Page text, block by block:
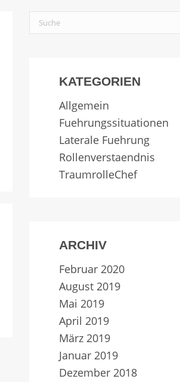
Search:
KATEGORIEN
Allgemein
Fuehrungssituationen
Laterale Fuehrung
Rollenverstaendnis
TraumrolleChef
ARCHIV
Februar 2020
August 2019
Mai 2019
April 2019
März 2019
Januar 2019
Dezember 2018